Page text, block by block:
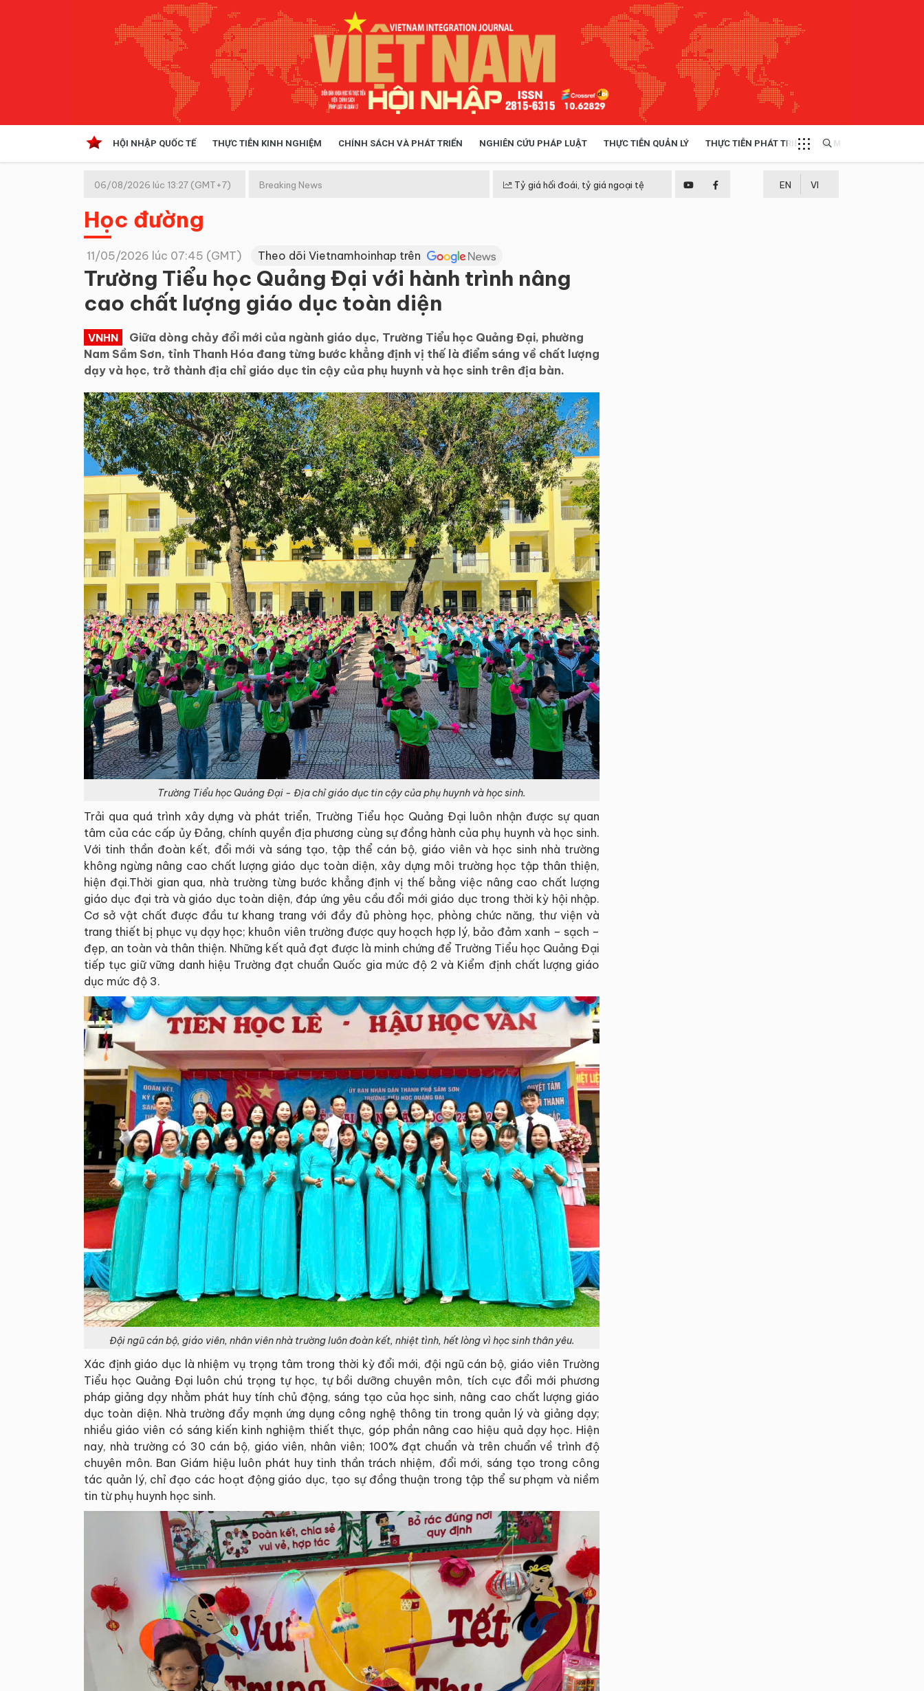
HỘI NHẬP QUỐC TẾ THỰC TIỄN KINH NGHIỆM CHÍNH SÁCH VÀ PHÁT TRIỂN NGHIÊN CỨU PHÁP LUẬT THỰC TIỄN QUẢN LÝ THỰC TIỄN PHÁT TRIỂN MULTIMEDIA
Kinh tế hội nhập
Doanh nghiệp
06/08/2026 lúc 13:27 (GMT+7) Breaking News Tỷ giá hối đoái, tỷ giá ngoại tệ EN VI
Học đường
11/05/2026 lúc 07:45 (GMT) Theo dõi Vietnamhoinhap trên
Trường Tiểu học Quảng Đại với hành trình nâng
cao chất lượng giáo dục toàn diện
VNHN
Giữa dòng chảy đổi mới của ngành giáo dục, Trường Tiểu học Quảng Đại, phường
Nam Sầm Sơn, tỉnh Thanh Hóa đang từng bước khẳng định vị thế là điểm sáng về chất lượng
dạy và học, trở thành địa chỉ giáo dục tin cậy của phụ huynh và học sinh trên địa bàn.
Trường Tiểu học Quảng Đại - Địa chỉ giáo dục tin cậy của phụ huynh và học sinh.
Trải qua quá trình xây dựng và phát triển, Trường Tiểu học Quảng Đại luôn nhận được sự quan
tâm của các cấp ủy Đảng, chính quyền địa phương cùng sự đồng hành của phụ huynh và học sinh.
Với tinh thần đoàn kết, đổi mới và sáng tạo, tập thể cán bộ, giáo viên và học sinh nhà trường
không ngừng nâng cao chất lượng giáo dục toàn diện, xây dựng môi trường học tập thân thiện,
hiện đại.Thời gian qua, nhà trường từng bước khẳng định vị thế bằng việc nâng cao chất lượng
giáo dục đại trà và giáo dục toàn diện, đáp ứng yêu cầu đổi mới giáo dục trong thời kỳ hội nhập.
Cơ sở vật chất được đầu tư khang trang với đầy đủ phòng học, phòng chức năng, thư viện và
trang thiết bị phục vụ dạy học; khuôn viên trường được quy hoạch hợp lý, bảo đảm xanh – sạch –
đẹp, an toàn và thân thiện. Những kết quả đạt được là minh chứng để Trường Tiểu học Quảng Đại
tiếp tục giữ vững danh hiệu Trường đạt chuẩn Quốc gia mức độ 2 và Kiểm định chất lượng giáo
dục mức độ 3.
Đội ngũ cán bộ, giáo viên, nhân viên nhà trường luôn đoàn kết, nhiệt tình, hết lòng vì học sinh thân yêu.
Xác định giáo dục là nhiệm vụ trọng tâm trong thời kỳ đổi mới, đội ngũ cán bộ, giáo viên Trường
Tiểu học Quảng Đại luôn chú trọng tự học, tự bồi dưỡng chuyên môn, tích cực đổi mới phương
pháp giảng dạy nhằm phát huy tính chủ động, sáng tạo của học sinh, nâng cao chất lượng giáo
dục toàn diện. Nhà trường đẩy mạnh ứng dụng công nghệ thông tin trong quản lý và giảng dạy;
nhiều giáo viên có sáng kiến kinh nghiệm thiết thực, góp phần nâng cao hiệu quả dạy học. Hiện
nay, nhà trường có 30 cán bộ, giáo viên, nhân viên; 100% đạt chuẩn và trên chuẩn về trình độ
chuyên môn. Ban Giám hiệu luôn phát huy tinh thần trách nhiệm, đổi mới, sáng tạo trong công
tác quản lý, chỉ đạo các hoạt động giáo dục, tạo sự đồng thuận trong tập thể sư phạm và niềm
tin từ phụ huynh học sinh.